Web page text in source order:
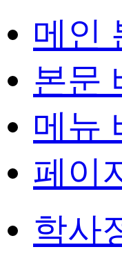
메인
본문
메뉴
페이
학사